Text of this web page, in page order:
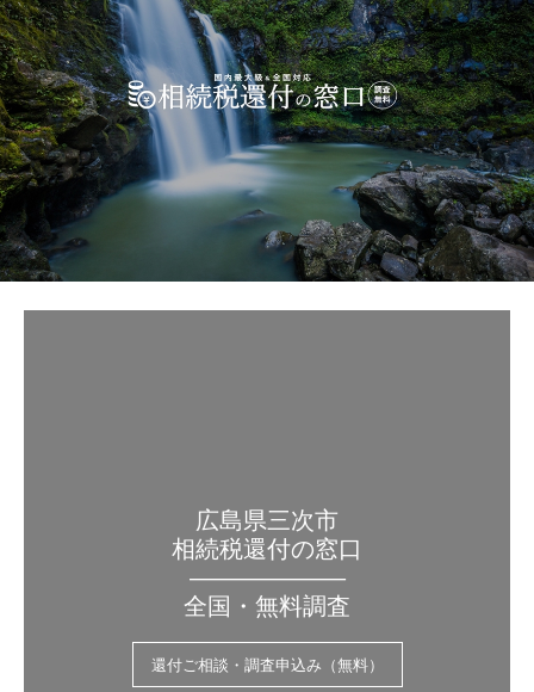
広島県三次市
相続税還付の窓口
——————–
全国・無料調査
還付ご相談・調査申込み（無料）